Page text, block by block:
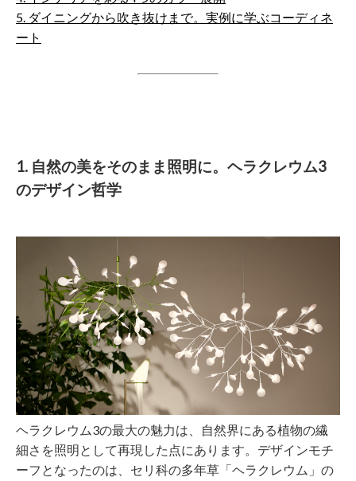
5. ダイニングから吹き抜けまで。実例に学ぶコーディネ
ート
1. 自然の美をそのまま照明に。ヘラクレウム3
のデザイン哲学
ヘラクレウム3の最大の魅力は、自然界にある植物の繊
細さを照明として再現した点にあります。デザインモチ
ーフとなったのは、セリ科の多年草「ヘラクレウム」の